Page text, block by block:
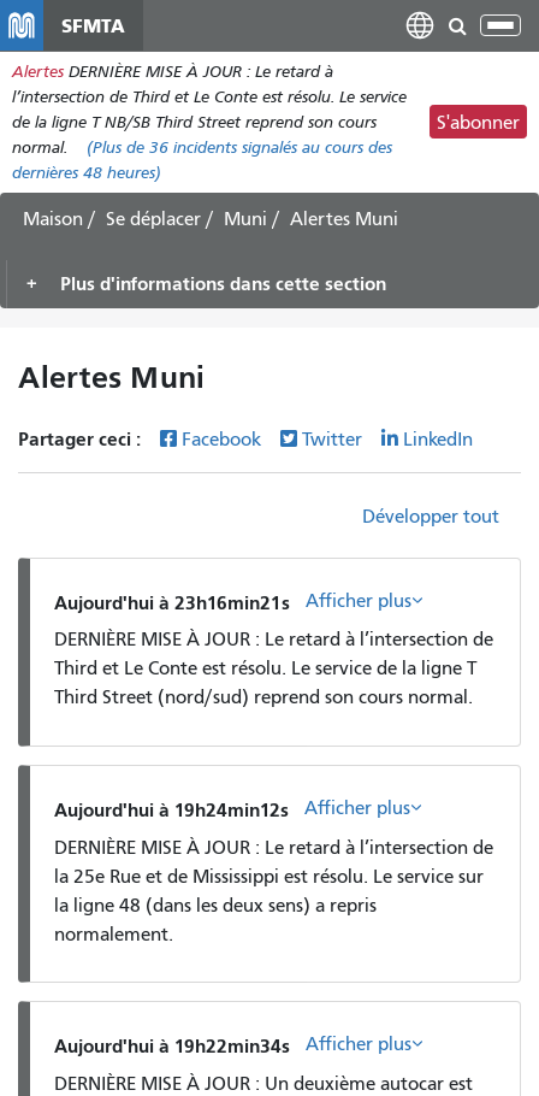
contenu
principal
SFMTA
Alertes DERNIÈRE MISE À JOUR : Le retard à
l’intersection de Third et Le Conte est résolu. Le service
de la ligne T NB/SB Third Street reprend son cours
normal.
(Plus de 36 incidents signalés au cours des
dernières 48 heures)
S'abonner
Maison Se déplacer Muni Alertes Muni
Plus d'informations dans cette section
Alertes Muni
Partager ceci : Facebook Twitter LinkedIn
Développer tout
Aujourd'hui à 23h16min21s
Afficher plus
DERNIÈRE MISE À JOUR : Le retard à l’intersection de
Third et Le Conte est résolu. Le service de la ligne T
Third Street (nord/sud) reprend son cours normal.
Aujourd'hui à 19h24min12s
Afficher plus
DERNIÈRE MISE À JOUR : Le retard à l’intersection de
la 25e Rue et de Mississippi est résolu. Le service sur
la ligne 48 (dans les deux sens) a repris
normalement.
Aujourd'hui à 19h22min34s
Afficher plus
DERNIÈRE MISE À JOUR : Un deuxième autocar est